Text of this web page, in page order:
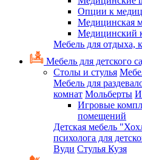
Опции к
Медицинская
Медицинский
Мебель для отдыха,
Мебель для детского
Столы и стулья
Мебель для
комнат Мольберты
Игровые
помещений
Детская мебель
психолога для
Вуди Стулья Кузя